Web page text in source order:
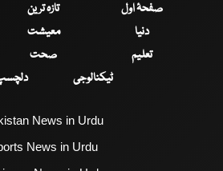
صفحۂ اول تازہ ترین
دنیا
معیشت
تعلیم
صحت
ٹیکنالوجی
News in Urdu
News in Urdu